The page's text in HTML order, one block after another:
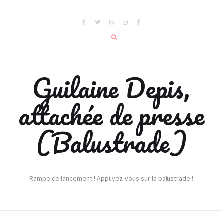
Guilaine Depis,
attachée de presse
(Balustrade)
Rampe de lancement ! Appuyez-vous sur la balustrade !